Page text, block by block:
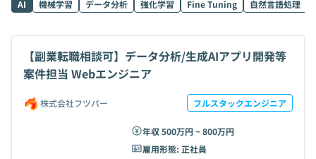
AI
機械学習 データ分析 強化学習 Fine Tuning 自然言語処理
【副業転職相談可】データ分析/生成AIアプリ開発等
案件担当 Webエンジニア
株式会社フツパー フルスタックエンジニア
年収 500万円 ~ 800万円
雇用形態: 正社員